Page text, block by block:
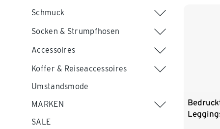
Schmuck
Socken & Strumpfhosen
Accessoires
Koffer & Reiseaccessoires
Umstandsmode
MARKEN
SALE